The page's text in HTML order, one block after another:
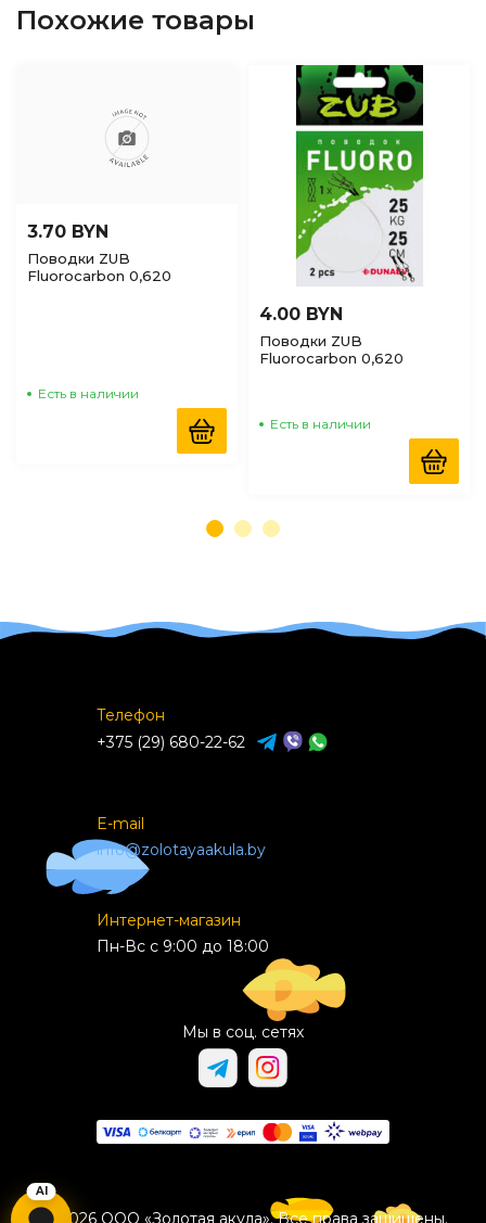
Похожие товары
3.70 BYN
Поводки ZUB
Fluorocarbon 0,620
Есть в наличии
4.00 BYN
Поводки ZUB
Fluorocarbon 0,620
Есть в наличии
Телефон
+375 (29) 680-22-62
E-mail
info@zolotayaakula.by
Интернет-магазин
Пн-Вс с 9:00 до 18:00
Мы в соц. сетях
© 2026 ООО «Золотая акула». Все права защищены.